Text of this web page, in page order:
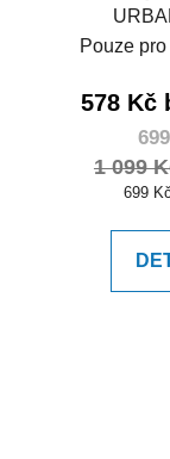
Pouze
578 Kč
1 099
Měrná
699